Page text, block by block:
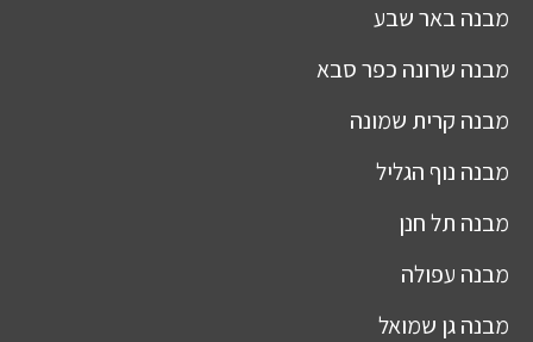
מבנהבאר שבע
מבנה שרונה כפר סבא
מבנה קרית שמונה
מבנה נוף הגליל
מבנה תל חנן
מבנה עפולה
מבנהגן שמואל